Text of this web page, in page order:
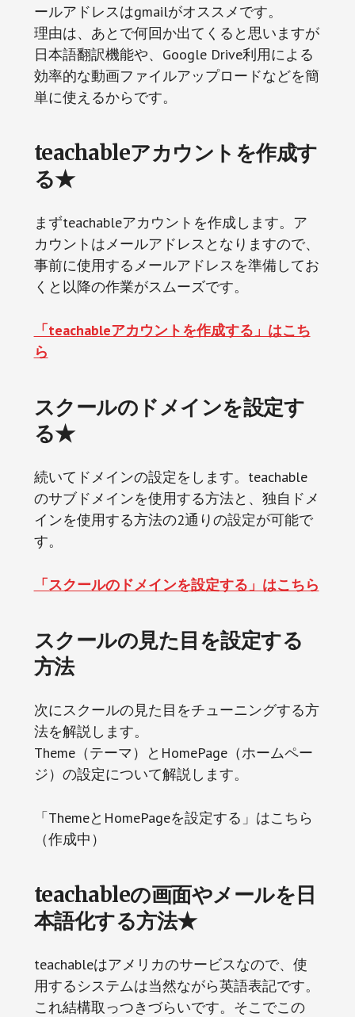
ールアドレスはgmailがオススメです。
理由は、あとで何回か出てくると思いますが
日本語翻訳機能や、Google Drive利用による
効率的な動画ファイルアップロードなどを簡
単に使えるからです。
teachableアカウントを作成す
る★
まずteachableアカウントを作成します。ア
カウントはメールアドレスとなりますので、
事前に使用するメールアドレスを準備してお
くと以降の作業がスムーズです。
「teachableアカウントを作成する」はこち
ら
スクールのドメインを設定す
る★
続いてドメインの設定をします。teachable
のサブドメインを使用する方法と、独自ドメ
インを使用する方法の2通りの設定が可能で
す。
「スクールのドメインを設定する」はこちら
スクールの見た目を設定する
方法
次にスクールの見た目をチューニングする方
法を解説します。
Theme（テーマ）とHomePage（ホームペー
ジ）の設定について解説します。
「ThemeとHomePageを設定する」はこちら
（作成中）
teachableの画面やメールを日
本語化する方法★
teachableはアメリカのサービスなので、使
用するシステムは当然ながら英語表記です。
これ結構取っつきづらいです。そこでこの